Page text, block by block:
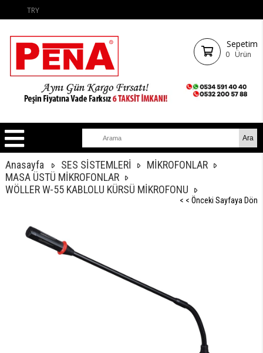
TRY
Sepetim
0 Ürün
Anasayfa SES SİSTEMLERİ
MİKROFONLAR
MASA ÜSTÜ MİKROFONLAR
WÖLLER W-55 KABLOLU KÜRSÜ MİKROFONU
< < Önceki Sayfaya Dön